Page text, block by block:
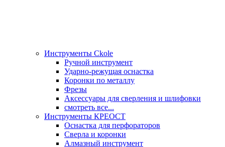
Инструменты Ckole
Ручной инструмент
Ударно‑режущая оснастка
Коронки по металлу
Фрезы
Аксессуары для сверления и шлифовки
смотреть все...
Инструменты КРЕОСТ
Оснастка для перфораторов
Сверла и коронки
Алмазный инструмент